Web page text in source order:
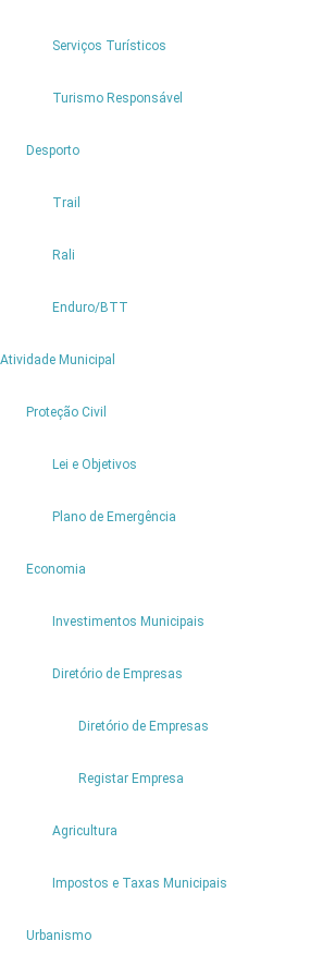
Serviços Turísticos
Turismo Responsável
Desporto
Trail
Rali
Enduro/BTT
Atividade Municipal
Proteção Civil
Lei e Objetivos
Plano de Emergência
Economia
Investimentos Municipais
Diretório de Empresas
Diretório de Empresas
Registar Empresa
Agricultura
Impostos e Taxas Municipais
Urbanismo
A Instalação de Ecopontos subterrâneos
turística, incentiva a população local e os
resíduos.
Festa da Flor
Porto Moniz hasteia o pleno das
A Câmara Municipal de Porto Moniz
obras de manutenção e
Moinho.
Início Anterior 1 2
Partilhar